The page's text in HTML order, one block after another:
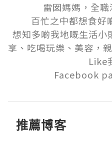
雷囡媽媽，全職
百忙之中都想食好
想知多啲我地嘅生活小
享、吃喝玩樂、美容，
Like
Facebook
推薦博客